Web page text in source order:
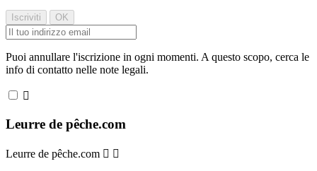
Puoi annullare l'iscrizione in ogni momenti. A questo scopo, cerca le
info di contatto nelle note legali.

Leurre de pêche.com
Leurre de pêche.com  